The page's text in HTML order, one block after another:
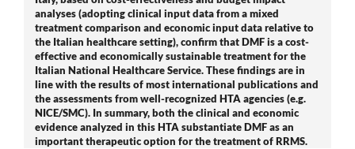
analyses (adopting clinical input data from a mixed
treatment comparison and economic input data relative to
the Italian healthcare setting), confirm that DMF is a cost-
effective and economically sustainable treatment for the
Italian National Healthcare Service. These findings are in
line with the results of most international publications and
the assessments from well-recognized HTA agencies (e.g.
NICE/SMC). In summary, both the clinical and economic
evidence analyzed in this HTA substantiate DMF as an
important therapeutic option for the treatment of RRMS.